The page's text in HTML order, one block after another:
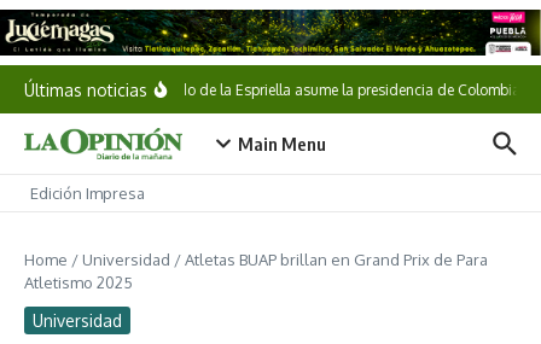
Saltar al contenido
Últimas noticiasAbelardo de la Espriella asume la presidencia de Colombia
Main Menu
Edición Impresa
Home / Universidad /Atletas BUAP brillan en Grand Prix de Para
Atletismo 2025
Universidad